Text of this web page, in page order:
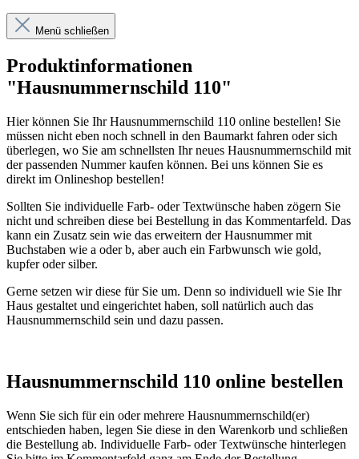
Menü schließen
Produktinformationen
"Hausnummernschild 110"
Hier können Sie Ihr Hausnummernschild 110 online bestellen! Sie
müssen nicht eben noch schnell in den Baumarkt fahren oder sich
überlegen, wo Sie am schnellsten Ihr neues Hausnummernschild mit
der passenden Nummer kaufen können. Bei uns können Sie es
direkt im Onlineshop bestellen!
Sollten Sie individuelle Farb- oder Textwünsche haben zögern Sie
nicht und schreiben diese bei Bestellung in das Kommentarfeld. Das
kann ein Zusatz sein wie das erweitern der Hausnummer mit
Buchstaben wie a oder b, aber auch ein Farbwunsch wie gold,
kupfer oder silber.
Gerne setzen wir diese für Sie um. Denn so individuell wie Sie Ihr
Haus gestaltet und eingerichtet haben, soll natürlich auch das
Hausnummernschild sein und dazu passen.
Hausnummernschild 110 online bestellen
Wenn Sie sich für ein oder mehrere Hausnummernschild(er)
entschieden haben, legen Sie diese in den Warenkorb und schließen
die Bestellung ab. Individuelle Farb- oder Textwünsche hinterlegen